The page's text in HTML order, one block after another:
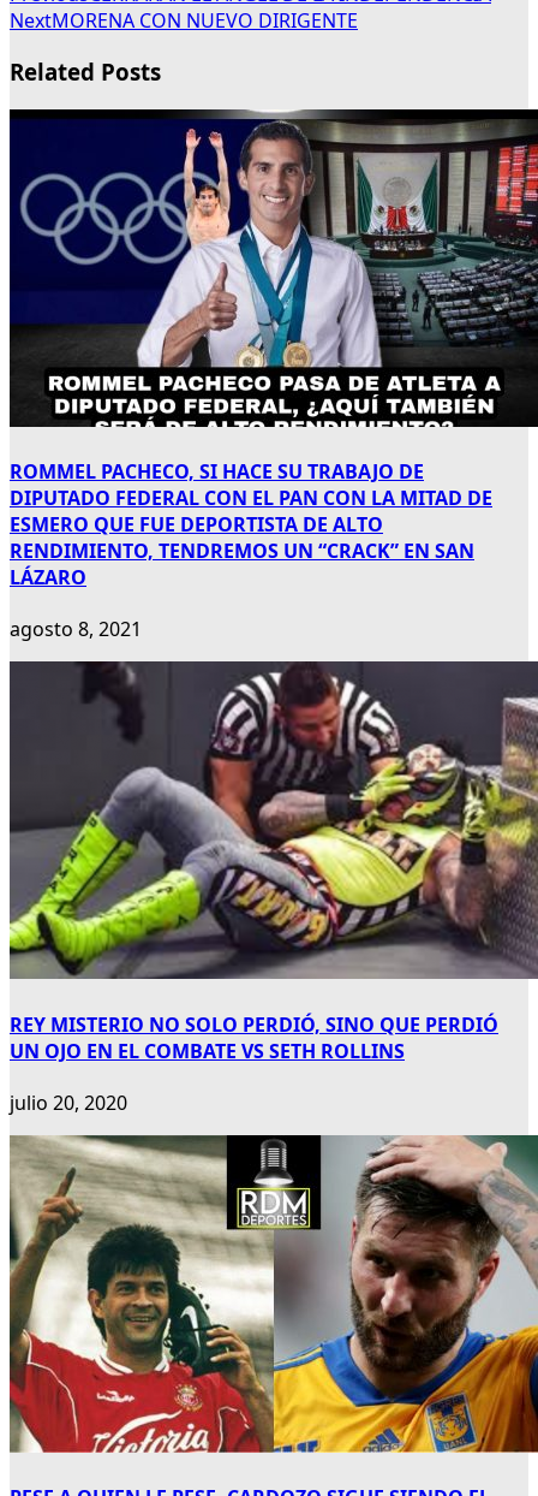
NextMORENA CON NUEVO DIRIGENTE
Related Posts
ROMMEL PACHECO, SI HACE SU TRABAJO DE
DIPUTADO FEDERAL CON EL PAN CON LA MITAD DE
ESMERO QUE FUE DEPORTISTA DE ALTO
RENDIMIENTO, TENDREMOS UN “CRACK” EN SAN
LÁZARO
agosto 8, 2021
REY MISTERIO NO SOLO PERDIÓ, SINO QUE PERDIÓ
UN OJO EN EL COMBATE VS SETH ROLLINS
julio 20, 2020